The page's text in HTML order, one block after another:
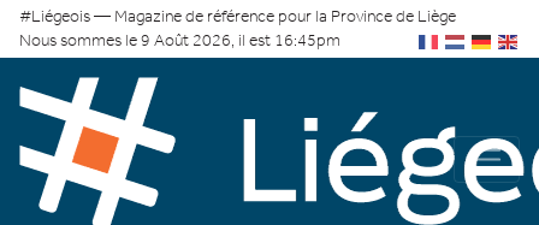
#Liégeois — Magazine de référence pour la Province de Liège
Nous sommes le 9 Août 2026, il est 16:45pm